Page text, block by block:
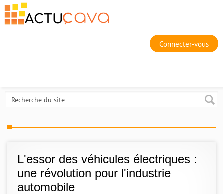
Connecter-vous
L'essor des véhicules électriques :
une révolution pour l'industrie
automobile